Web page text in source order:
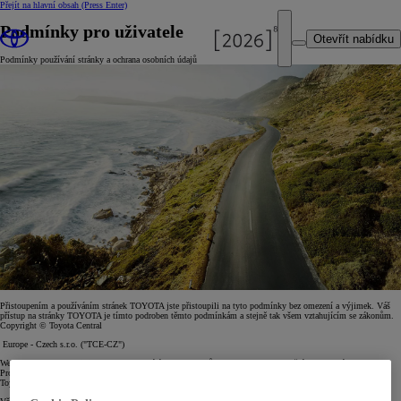
Přejít na hlavní obsah (Press Enter)
Otevřít nabídku
Podmínky pro uživatele
Podmínky používání stránky a ochrana osobních údajů
Přistoupením a používáním stránek TOYOTA jste přistoupili na tyto podmínky bez omezení a výjimek. Váš
přístup na stránky TOYOTA je tímto podroben těmto podmínkám a stejně tak všem vztahujícím se zákonům.
Copyright © Toyota Central
Europe - Czech s.r.o. ("TCE-CZ")
Web TOYOTA obsahuje informace vztahující se k produktům TOYOTA a propagačním kampaním TOYOTA.
Produkty TOYOTA popsané na těchto stránkách jsou prodejné pouze prodejci a servisy autorizovanými
Toyotou.